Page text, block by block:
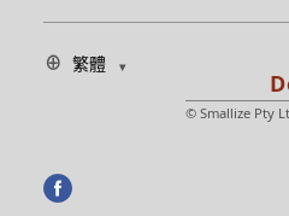
繁體
© Smallize Pty